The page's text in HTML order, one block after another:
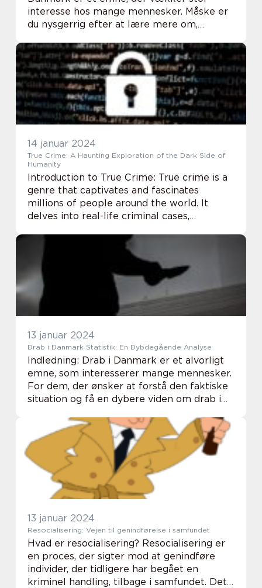
interesse hos mange mennesker. Måske er
du nysgerrig efter at lære mere om,
fængselsophold indebærer, og hvordan
systemet er blevet udviklet...
14 januar 2024
True Crime: A Haunting Exploration of the Dark Side of
Humanity
Introduction to True Crime: True crime is a
genre that captivates and fascinates
millions of people around the world. It
delves into real-life criminal cases,
perpetrators and shedding light on the
13 januar 2024
Drab i Danmark Statistik: En Dybdegående Analyse
Indledning: Drab i Danmark er et alvorligt
emne, som interesserer mange mennesker.
For dem, der ønsker at forstå den faktiske
situation og få en dybere viden om drab i
lang præsentation af drab i Danmark stat...
13 januar 2024
Resocialisering: Vejen til genindførelse i samfundet
Hvad er resocialisering? Resocialisering er
en proces, der sigter mod at genindføre
individer, der tidligere har begået en
kriminel handling, tilbage i samfundet. Det